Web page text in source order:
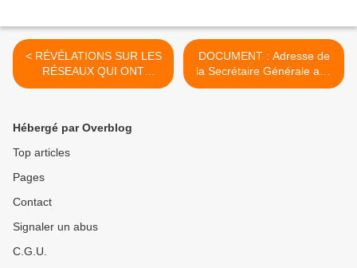
< RÉVÉLATIONS SUR LES
RÉSEAUX QUI ONT
FABRIQUÉ MACRON
DOCUMENT : Adresse de
la Secrétaire Générale aux
syndicats CGT >
Hébergé par Overblog
Top articles
Pages
Contact
Signaler un abus
C.G.U.